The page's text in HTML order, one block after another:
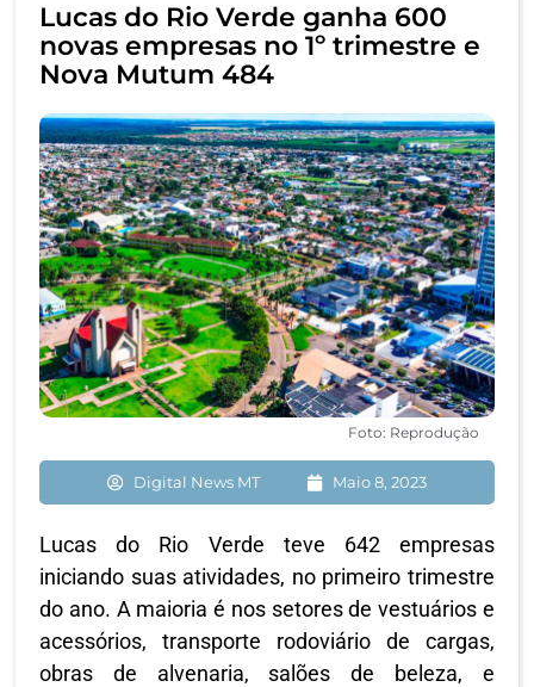
Lucas do Rio Verde ganha 600
novas empresas no 1º trimestre e
Nova Mutum 484
Foto: Reprodução
Digital News MT Maio 8, 2023
Lucas do Rio Verde teve 642 empresas
iniciando suas atividades, no primeiro trimestre
do ano. A maioria é nos setores de vestuários e
acessórios, transporte rodoviário de cargas,
obras de alvenaria, salões de beleza, e